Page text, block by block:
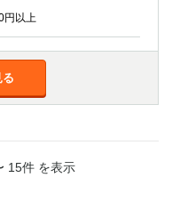
円以上
15件 を表示